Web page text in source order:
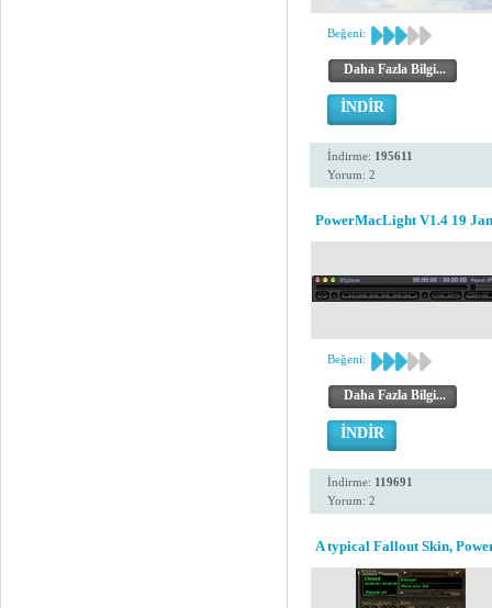
Beğeni:
Daha Fazla Bilgi...
İNDİR
İndirme: 195611
Yorum: 2
PowerMacLight V1.4 19
Beğeni:
Daha Fazla Bilgi...
İNDİR
İndirme: 119691
Yorum: 2
A typical Fallout Skin,